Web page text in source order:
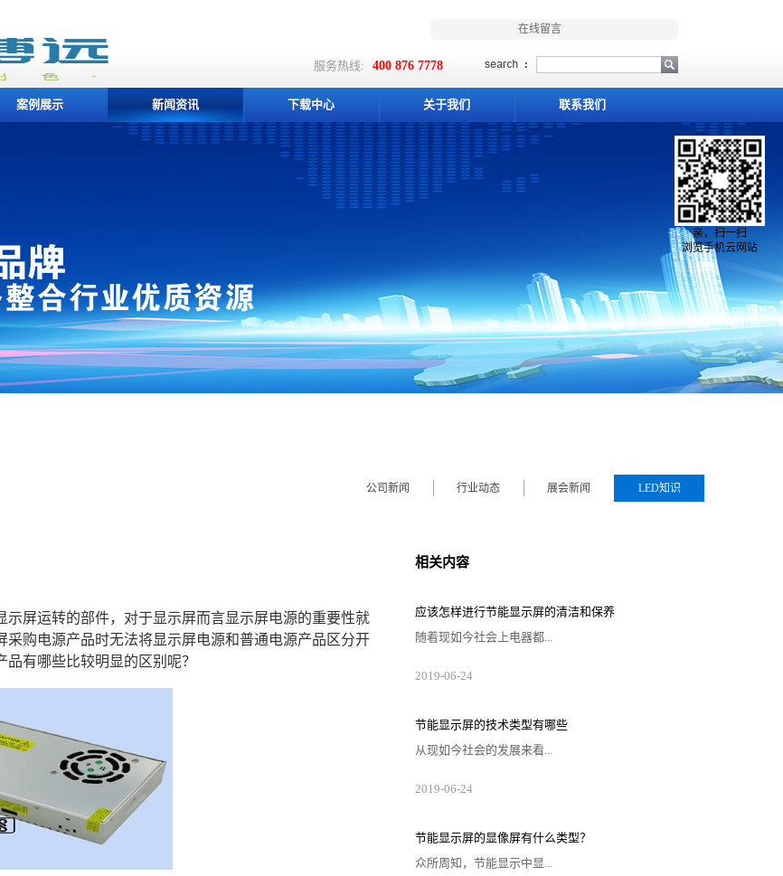
在线留言
服务热线: 400 876 7778
案例展示 新闻资讯 下载中心 关于我们 联系我们
公司新闻 行业动态 展会新闻 LED知识
屏运转的部件，对于显示屏而言显示屏电源的重要性就
购电源产品时无法将显示屏电源和普通电源产品区分开
有哪些比较明显的区别呢？
相关内容
应该怎样进行节能显示屏的清洁和保养
随着现如今社会上电器都...
不断普及，就有很多的电器需要使用到节能显示屏，而
且节能显示屏主要是电器的输入输出设备，同时也被称
养应该怎么做呢？首先、选择防高温，防潮，防强光的
地方进行存放据品质有保证的节能显示屏制作公司而
言，节能显示屏作为显示器散热很是为广泛的一个固
件，如果一直都是存放在高温的情况下，则会相对较...
2019-06-24
节能显示屏的技术类型有哪些
从现如今社会的发展来看...
，节能显示屏已经更大范围的应用到了人类的生活当中
以及社会当中，而且节能显示屏又是电器设备构造当中
得更加的长。不过节能显示屏的技术类型究竟拥有着哪
些重要的部分呢？一、全高清的不闪式3D技术类型根据
品质有保证的节能显示屏制作公司所表述的内容可以分
析出来，不闪式3D技术类型风格的画面主要...
2019-06-24
节能显示屏的显像屏有什么类型？
众所周知，节能显示中显...
亲，扫一扫
浏览手机云网站